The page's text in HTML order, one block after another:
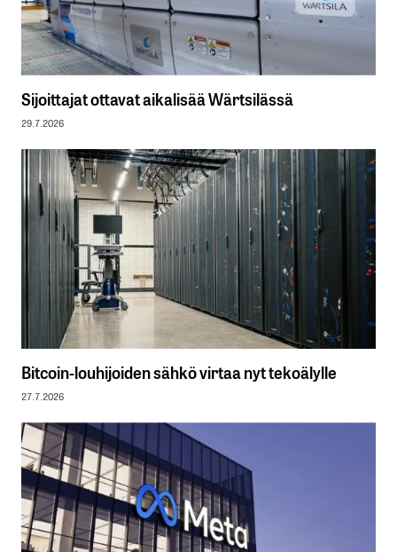
Sijoittajat ottavat aikalisää Wärtsilässä
29.7.2026
Bitcoin-louhijoiden sähkö virtaa nyt tekoälylle
27.7.2026